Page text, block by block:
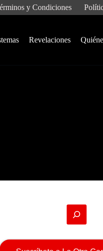
y Condiciones
Revelaciones